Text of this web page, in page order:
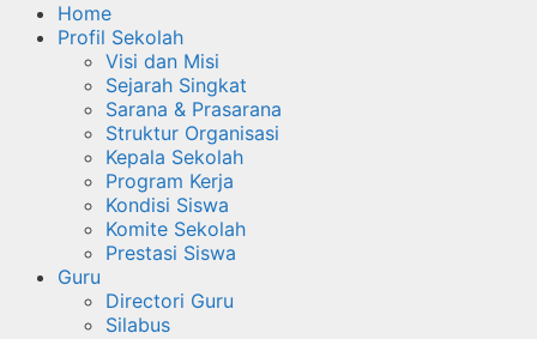
Home
Profil Sekolah
Visi dan Misi
Sejarah Singkat
Sarana & Prasarana
Struktur Organisasi
Kepala Sekolah
Program Kerja
Kondisi Siswa
Komite Sekolah
Prestasi Siswa
Guru
Directori Guru
Silabus